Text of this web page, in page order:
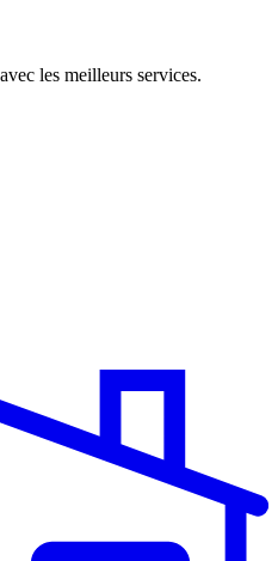
les meilleurs services.